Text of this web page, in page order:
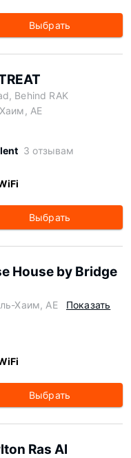
Выбрать
Behind RAK
AE
3 отзывам
Выбрать
House by Bridge
Хаим, AE
Показать
Выбрать
Ras Al